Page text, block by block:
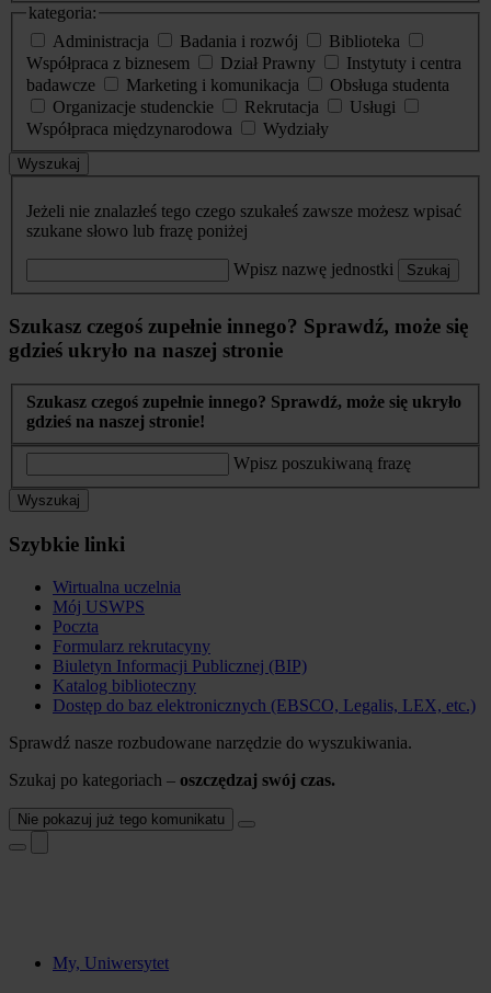
kategoria:
Administracja
Badania i rozwój
Biblioteka
Współpraca z biznesem
Dział Prawny
Instytuty i centra
badawcze
Marketing i komunikacja
Obsługa studenta
Organizacje studenckie
Rekrutacja
Usługi
Współpraca międzynarodowa
Wydziały
Wyszukaj
Jeżeli nie znalazłeś tego czego szukałeś zawsze możesz wpisać
szukane słowo lub frazę poniżej
Wpisz nazwę jednostki Szukaj
Szukasz czegoś zupełnie innego? Sprawdź, może się
gdzieś ukryło na naszej stronie
Szukasz czegoś zupełnie innego? Sprawdź, może się ukryło
gdzieś na naszej stronie!
Wpisz poszukiwaną frazę
Wyszukaj
Szybkie linki
Wirtualna uczelnia
Mój USWPS
Poczta
Formularz rekrutacyny
Biuletyn Informacji Publicznej (BIP)
Katalog biblioteczny
Dostęp do baz elektronicznych (EBSCO, Legalis, LEX, etc.)
Sprawdź nasze rozbudowane narzędzie do wyszukiwania.
Szukaj po kategoriach – oszczędzaj swój czas.
Nie pokazuj już tego komunikatu
My, Uniwersytet